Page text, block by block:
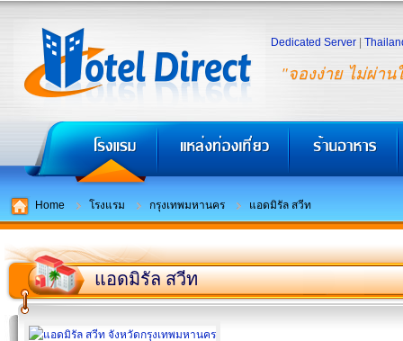
"จองง่าย ไม่ผ่าน
Dedicated Server
Home โรงแรม กรุงเทพมหานคร แอดมิรัล สวีท
แอดมิรัล สวีท